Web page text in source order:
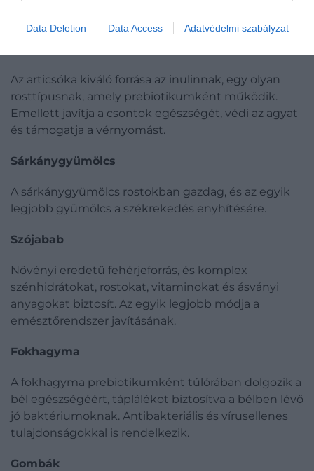
Data Deletion Data Access Adatvédelmi szabályzat
Az articsóka kiváló forrása az inulinnak, egy olyan
rosttípusnak, amely prebiotikumként működik.
Emellett javítja a csontok egészségét, védi az agyat
és támogatja a vérnyomást.
Sárkánygyümölcs
A sárkánygyümölcs rostokban gazdag, és az egyik
legjobb gyümölcs a székrekedés enyhítésére.
Szójabab
Növényi eredetű fehérjeforrás, és komplex
szénhidrátokat, rostokat, vitaminokat és ásványi
anyagokat biztosít. Az egyik legjobb módja a
emésztőrendszer javításának.
Fokhagyma
A fokhagyma prebiotikumként túlórában dolgozik a
bél egészségéért, táplálékot biztosítva a bélben lévő
jó baktériumoknak. Antibakteriális és vírusellenes
tulajdonságokkal is rendelkezik.
Gombák